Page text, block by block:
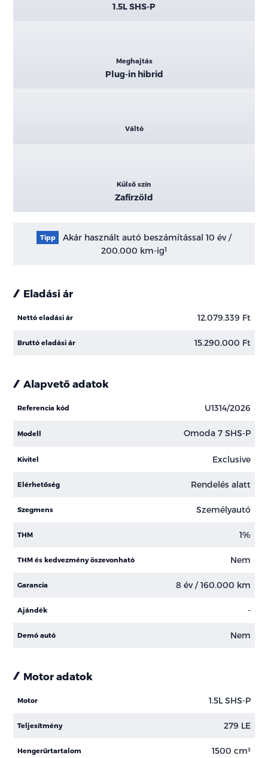
1.5L SHS-P
Meghajtás
Plug-in hibrid
Váltó
Külső szín
Zafírzöld
Tipp
Akár használt autó beszámítással 10 év /
200.000 km-ig1
Eladási ár
Nettó eladási ár 12.079.339 Ft
Bruttó eladási ár 15.290.000 Ft
Alapvető adatok
Referencia kód U1314/2026
Modell Omoda 7 SHS-P
Kivitel Exclusive
Elérhetőség Rendelés alatt
Szegmens Személyautó
THM 1%
THM és kedvezmény öszevonható Nem
Garancia 8 év / 160.000 km
Ajándék -
Demó autó Nem
Motor adatok
Motor 1.5L SHS-P
Teljesítmény 279 LE
Hengerűrtartalom 1500 cm³